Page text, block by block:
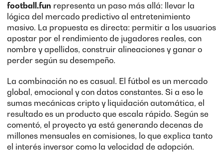
football.fun representa un paso más allá: llevar la
lógica del mercado predictivo al entretenimiento
masivo. La propuesta es directa: permitir a los usuarios
apostar por el rendimiento de jugadores reales, con
nombre y apellidos, construir alineaciones y ganar o
perder según su desempeño.
La combinación no es casual. El fútbol es un mercado
global, emocional y con datos constantes. Si a eso le
sumas mecánicas cripto y liquidación automática, el
resultado es un producto que escala rápido. Según se
comentó, el proyecto ya está generando decenas de
millones mensuales en comisiones, lo que explica tanto
el interés inversor como la velocidad de adopción.